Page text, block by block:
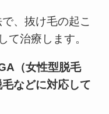
、抜け毛の起こ
て治療します。
（女性型脱毛
などに対応して